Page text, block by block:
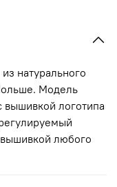
натурального
Модель
вышивкой логотипа
любого